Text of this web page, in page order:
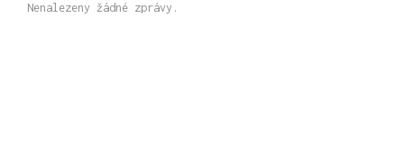
Nenalezeny žádné zprávy.